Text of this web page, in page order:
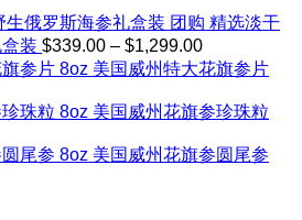
团购 精选淡干
装 $339.00 – $1,299.00Price
range:
$339.00
through
$1,299.00
美国威州特大花旗参片
美国威州花旗参珍珠粒
美国威州花旗参圆尾参